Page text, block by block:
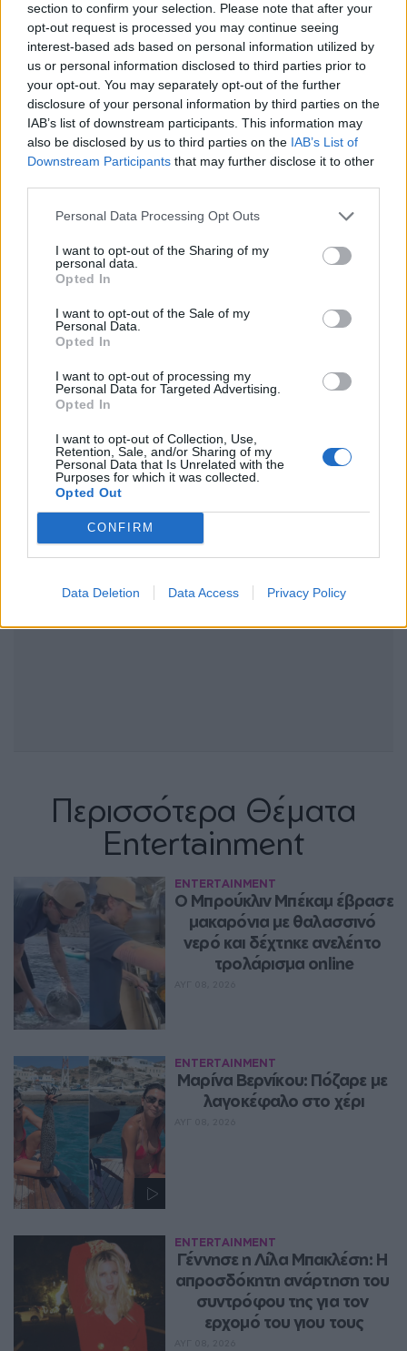
section to confirm your selection. Please note that after your
opt-out request is processed you may continue seeing
interest-based ads based on personal information utilized by
us or personal information disclosed to third parties prior to
your opt-out. You may separately opt-out of the further
disclosure of your personal information by third parties on the
IAB’s list of downstream participants. This information may
also be disclosed by us to third parties on the IAB’s List of
Downstream Participants that may further disclose it to other
Personal Data Processing Opt Outs
I want to opt-out of the Sharing of my
personal data.
Opted In
I want to opt-out of the Sale of my
Personal Data.
Opted In
I want to opt-out of processing my
Personal Data for Targeted Advertising.
Opted In
I want to opt-out of Collection, Use,
Retention, Sale, and/or Sharing of my
Personal Data that Is Unrelated with the
Purposes for which it was collected.
Opted Out
CONFIRM
Data Deletion Data Access Privacy Policy
Ακολουθήστε το Pink.gr στο
Περισσότερα Θέματα
Entertainment
ENTERTAINMENT
Ο Μπρούκλιν Μπέκαμ έβρασε
μακαρόνια με θαλασσινό
νερό και δέχτηκε ανελέητο
τρολάρισμα online
ENTERTAINMENT
Μαρίνα Βερνίκου: Πόζαρε με
λαγοκέφαλο στο χέρι
ENTERTAINMENT
Γέννησε η Λίλα Μπακλέση: Η
απροσδόκητη ανάρτηση του
συντρόφου της για τον
ερχομό του γιου τους